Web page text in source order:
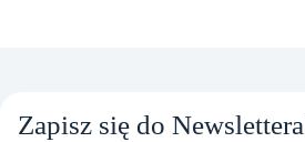
Zapisz się do